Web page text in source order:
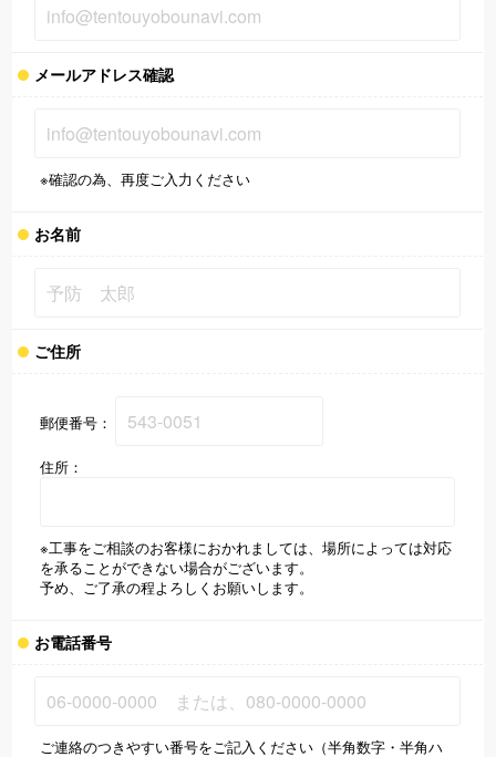
メールアドレス確認
※確認の為、再度ご入力ください
お名前
ご住所
郵便番号：
住所：
※工事をご相談のお客様におかれましては、場所によっては対応
を承ることができない場合がございます。
予め、ご了承の程よろしくお願いします。
お電話番号
ご連絡のつきやすい番号をご記入ください（半角数字・半角ハ